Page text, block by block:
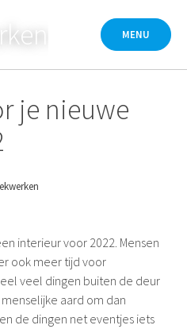
MENU
je nieuwe
interieur voor 2022. Mensen
ook meer tijd voor
veel dingen buiten de deur
aard om dan
de dingen net eventjes iets